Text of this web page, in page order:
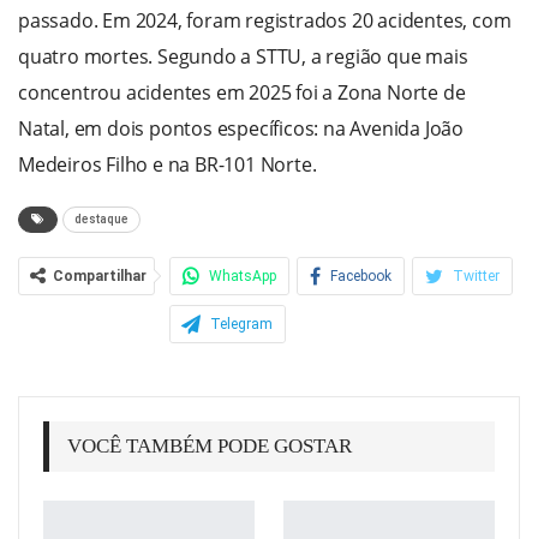
passado. Em 2024, foram registrados 20 acidentes, com
quatro mortes. Segundo a STTU, a região que mais
concentrou acidentes em 2025 foi a Zona Norte de
Natal, em dois pontos específicos: na Avenida João
Medeiros Filho e na BR-101 Norte.
destaque
Compartilhar WhatsApp Facebook Twitter
Telegram
VOCÊ TAMBÉM PODE GOSTAR